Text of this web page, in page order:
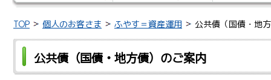
TOP 個人のお客さま ふやす＝資産運用 公共債（国債・地
公共債（国債・地方債）のご案内